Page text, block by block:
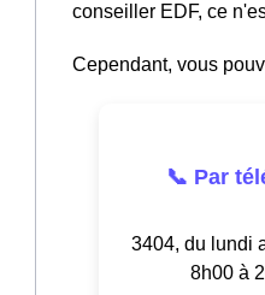
conseiller EDF, ce
Cependant, vous
📞 Par
3404, du lundi
8h00 à